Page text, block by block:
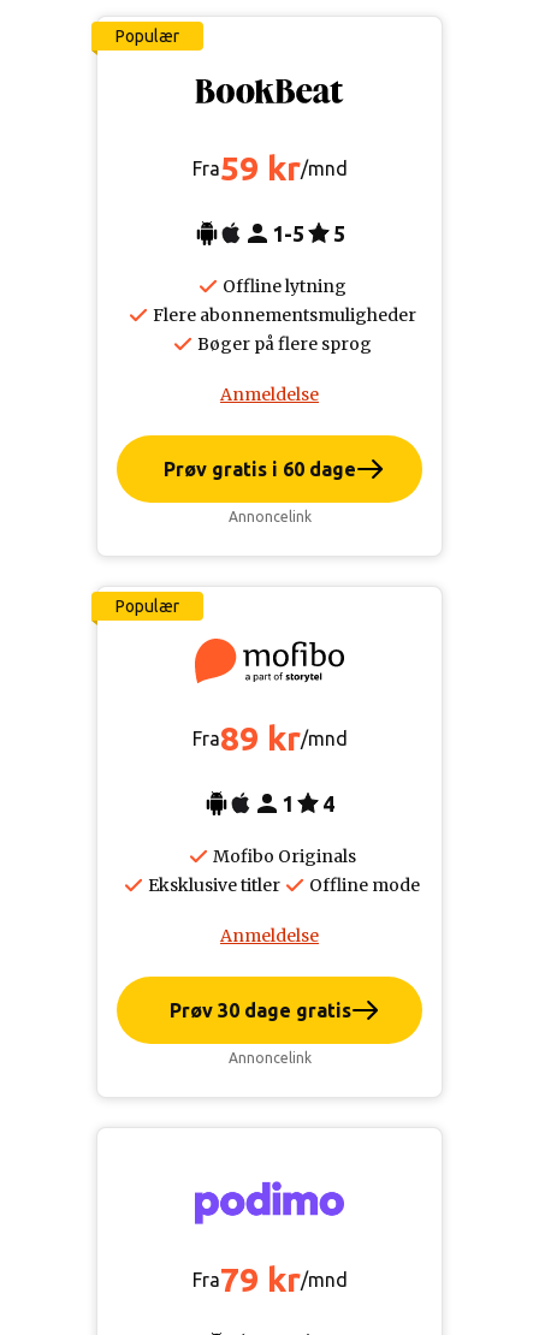
Populær
Fra59 kr/mnd
1-5 5
Offline lytning
Flere abonnementsmuligheder
Bøger på flere sprog
Anmeldelse
Prøv gratis i 60 dage
Annoncelink
Populær
Fra89 kr/mnd
1 4
Mofibo Originals
Eksklusive titler
Offline mode
Anmeldelse
Prøv 30 dage gratis
Annoncelink
Fra79 kr/mnd